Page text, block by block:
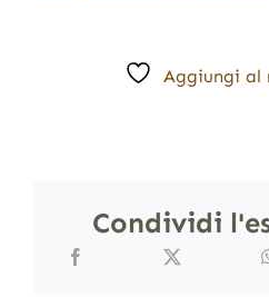
Aggiungi al
Condividi